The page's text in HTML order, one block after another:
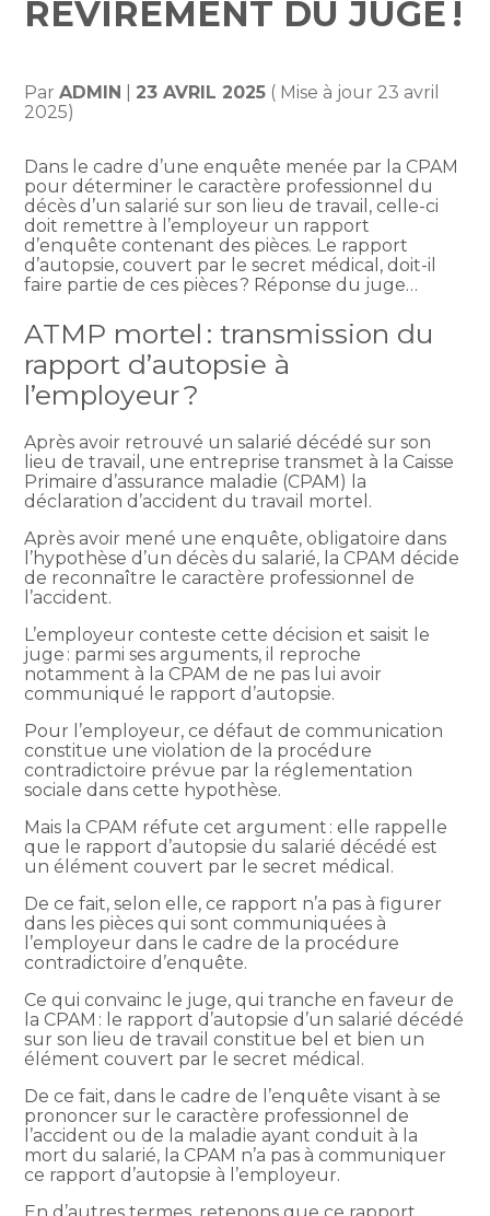
REVIREMENT DU JUGE !
ParADMIN 23 AVRIL 2025 ( Mise à jour 23 avril
2025)
Dans le cadre d’une enquête menée par la CPAM
pour déterminer le caractère professionnel du
décès d’un salarié sur son lieu de travail, celle-ci
doit remettre à l’employeur un rapport
d’enquête contenant des pièces. Le rapport
d’autopsie, couvert par le secret médical, doit-il
faire partie de ces pièces ? Réponse du juge…
ATMP mortel : transmission du
rapport d’autopsie à
l’employeur ?
Après avoir retrouvé un salarié décédé sur son
lieu de travail, une entreprise transmet à la Caisse
Primaire d’assurance maladie (CPAM) la
déclaration d’accident du travail mortel.
Après avoir mené une enquête, obligatoire dans
l’hypothèse d’un décès du salarié, la CPAM décide
de reconnaître le caractère professionnel de
l’accident.
L’employeur conteste cette décision et saisit le
juge : parmi ses arguments, il reproche
notamment à la CPAM de ne pas lui avoir
communiqué le rapport d’autopsie.
Pour l’employeur, ce défaut de communication
constitue une violation de la procédure
contradictoire prévue par la réglementation
sociale dans cette hypothèse.
Mais la CPAM réfute cet argument : elle rappelle
que le rapport d’autopsie du salarié décédé est
un élément couvert par le secret médical.
De ce fait, selon elle, ce rapport n’a pas à figurer
dans les pièces qui sont communiquées à
l’employeur dans le cadre de la procédure
contradictoire d’enquête.
Ce qui convainc le juge, qui tranche en faveur de
la CPAM : le rapport d’autopsie d’un salarié décédé
sur son lieu de travail constitue bel et bien un
élément couvert par le secret médical.
De ce fait, dans le cadre de l’enquête visant à se
prononcer sur le caractère professionnel de
l’accident ou de la maladie ayant conduit à la
mort du salarié, la CPAM n’a pas à communiquer
ce rapport d’autopsie à l’employeur.
En d’autres termes, retenons que ce rapport